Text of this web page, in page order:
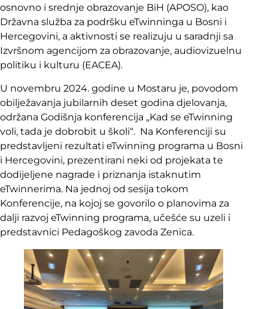
osnovno i srednje obrazovanje BiH (APOSO), kao
Državna služba za podršku eTwinninga u Bosni i
Hercegovini, a aktivnosti se realizuju u saradnji sa
Izvršnom agencijom za obrazovanje, audiovizuelnu
politiku i kulturu (EACEA).
U novembru 2024. godine u Mostaru je, povodom
obilježavanja jubilarnih deset godina djelovanja,
održana Godišnja konferencija „Kad se eTwinning
voli, tada je dobrobit u školi“. Na Konferenciji su
predstavljeni rezultati eTwinning programa u Bosni
i Hercegovini, prezentirani neki od projekata te
dodijeljene nagrade i priznanja istaknutim
eTwinnerima. Na jednoj od sesija tokom
Konferencije, na kojoj se govorilo o planovima za
dalji razvoj eTwinning programa, učešće su uzeli i
predstavnici Pedagoškog zavoda Zenica.